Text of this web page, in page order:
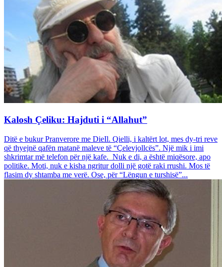
Kalosh Çeliku: Hajduti i “Allahut”
Ditë e bukur Pranverore me DieIl. Qielli, i kaltërt lot, mes dy-tri reve
që thyejnë qafën matanë maleve të “Çelevjollcës”. Një mik i imi
shkrimtar më telefon për një kafe. Nuk e di, a është miqësore, apo
politike. Moti, nuk e kisha ngritur dolli një gotë raki rrushi. Mos të
flasim dy shtamba me verë. Ose, për “Lëngun e turshisë”...